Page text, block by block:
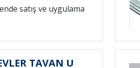
satış ve uygulama
TAVAN U